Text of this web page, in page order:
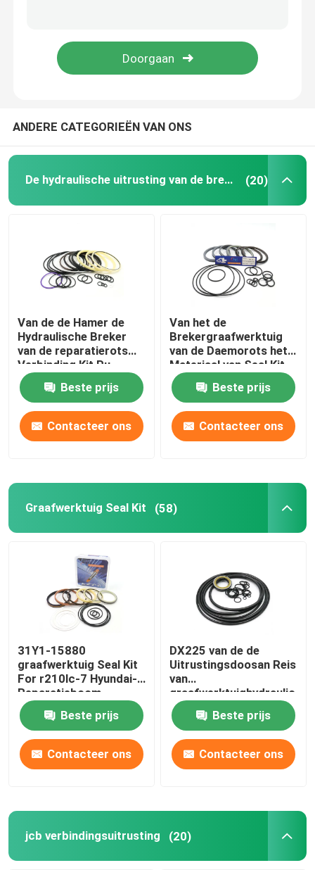
De Verbindingsuitrusting van KOMATSU
Hydraulische Stofverbinding
Hydraulische Bufferring
Hydraulische Slijtagering
Hydraulische Rubberverbinding
O-ringsdoos
De delen van graafwerktuigElectric
Graafwerktuig Spare Parts
Afdichtingsset voor lader
ANDERE CATEGORIEËN VAN ONS
De hydraulische uitrusting van de brekerverbinding (20)
Van de de Hamer de
Hydraulische Breker
van de reparatierots
Verbinding Kit Pu
Rubber For Sb 81
Beste prijs
Contacteer ons
Van het de
Brekergraafwerktuig
van de Daemorots het
Materiaal van Seal Kit
PTFE voor DMB 140
Beste prijs
Contacteer ons
Graafwerktuig Seal Kit (58)
31Y1-15880
graafwerktuig Seal Kit
For r210lc-7 Hyundai-
Reparatieboom
Beste prijs
Contacteer ons
DX225 van de de
Uitrustingsdoosan Reis
van
graafwerktuighydraulic
pump seal de
Uitrusting van de de
Motorverbinding
Beste prijs
Contacteer ons
jcb verbindingsuitrusting (20)